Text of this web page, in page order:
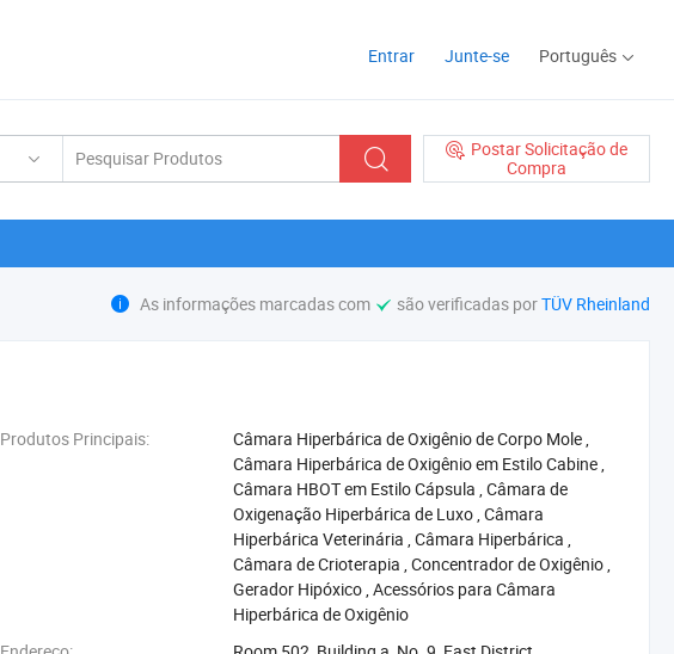
Entrar Junte-se Português
Postar Solicitação de
Compra
As informações marcadas com são verificadas porTÜV Rheinland
Produtos Principais: ‪Câmara Hiperbárica de Oxigênio de Corpo Mole‬,
‪Câmara Hiperbárica de Oxigênio em Estilo Cabine‬,
‪Câmara HBOT em Estilo Cápsula‬ ,‪Câmara de
Oxigenação Hiperbárica de Luxo‬,‪Câmara
Hiperbárica Veterinária‬ ,‪Câmara Hiperbárica‬ ,
‪Câmara de Crioterapia‬ ,‪Concentrador de Oxigênio‬,
‪Gerador Hipóxico‬,‪Acessórios para Câmara
Hiperbárica de Oxigênio‬